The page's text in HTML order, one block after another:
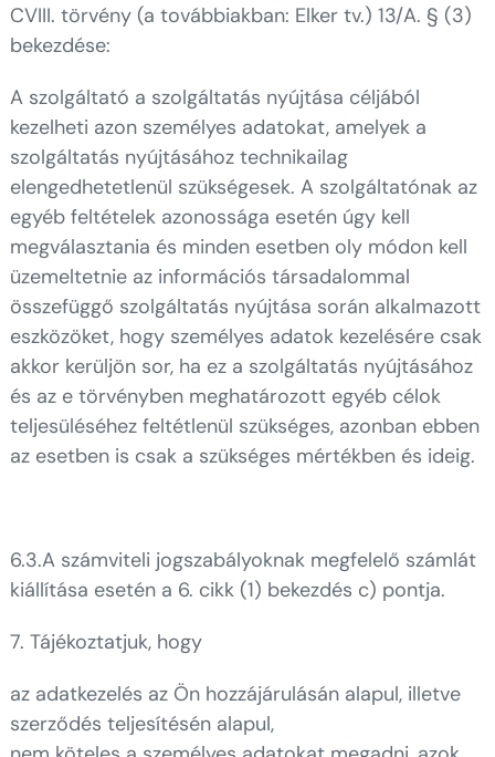
CVIII. törvény (a továbbiakban: Elker tv.) 13/A. § (3)
bekezdése:
A szolgáltató a szolgáltatás nyújtása céljából
kezelheti azon személyes adatokat, amelyek a
szolgáltatás nyújtásához technikailag
elengedhetetlenül szükségesek. A szolgáltatónak az
egyéb feltételek azonossága esetén úgy kell
megválasztania és minden esetben oly módon kell
üzemeltetnie az információs társadalommal
összefüggő szolgáltatás nyújtása során alkalmazott
eszközöket, hogy személyes adatok kezelésére csak
akkor kerüljön sor, ha ez a szolgáltatás nyújtásához
és az e törvényben meghatározott egyéb célok
teljesüléséhez feltétlenül szükséges, azonban ebben
az esetben is csak a szükséges mértékben és ideig.
6.3.A számviteli jogszabályoknak megfelelő számlát
kiállítása esetén a 6. cikk (1) bekezdés c) pontja.
7. Tájékoztatjuk, hogy
az adatkezelés az Ön hozzájárulásán alapul, illetve
szerződés teljesítésén alapul,